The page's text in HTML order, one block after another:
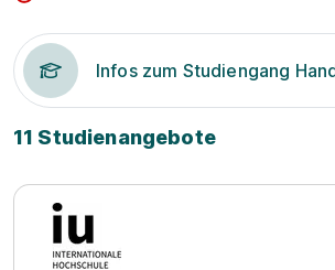
Infos zum Studiengang
11 Studienangebote